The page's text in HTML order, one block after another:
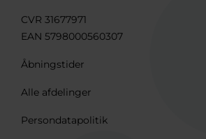
CVR 31677971
EAN 5798000560307
Åbningstider
Alle afdelinger
Persondatapolitik